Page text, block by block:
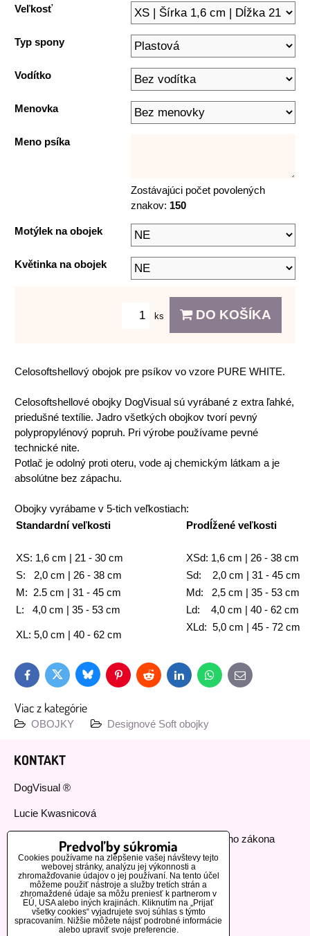
Veľkosť
Typ spony
Vodítko
Menovka
Meno psíka
Zostávajúci počet povolených
znakov: 150
Motýlek na obojek
Květinka na obojek
ks DO KOŠÍKA
Celosoftshellový obojok pre psíkov vo vzore PURE WHITE.
Celosoftshellové obojky DogVisual sú vyrábané z extra ľahké,
priedušné textílie. Jadro všetkých obojkov tvorí pevný
polypropylénový popruh. Pri výrobe používame pevné
technické nite.
Potlač je odolný proti oteru, vode aj chemickým látkam a je
absolútne bez zápachu.
Obojky vyrábame v 5-tich veľkostiach:
Standardní veľkosti
Prodĺžené veľkosti
XS: 1,6 cm | 21 - 30 cm
XSd: 1,6 cm | 26 - 38 cm
S: 2,0 cm | 26 - 38 cm
Sd: 2,0 cm | 31 - 45 cm
M: 2.5 cm | 31 - 45 cm
Md: 2,5 cm | 35 - 53 cm
L: 4,0 cm | 35 - 53 cm
Ld: 4,0 cm | 40 - 62 cm
XL: 5,0 cm | 40 - 62 cm
XLd: 5,0 cm | 45 - 72 cm
FacebookTwitter BlueskyPinterestReddit LinkedInWhatsApp
E-
mail
Viac z kategórie
OBOJKY Designové Soft obojky
KONTAKT
DogVisual ®
Lucie Kwasnicová
Fyzická osoba podnikajúca podľa živnostenského zákona
IČ: 73112593
GSM:+420 776 440 464
MOHLO BY VÁS ZAUJÍMAŤ
Predvoľby súkromia
Cookies používame na zlepšenie vašej návštevy tejto
webovej stránky, analýzu jej výkonnosti a
zhromažďovanie údajov o jej používaní. Na tento účel
môžeme použiť nástroje a služby tretích strán a
zhromaždené údaje sa môžu preniesť k partnerom v
EÚ, USA alebo iných krajinách. Kliknutím na „Prijať
všetky cookies“ vyjadrujete svoj súhlas s týmto
spracovaním. Nižšie môžete nájsť podrobné informácie
alebo upraviť svoje preferencie.